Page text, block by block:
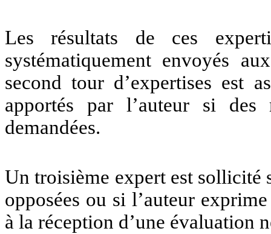
Les résultats de ces
systématiquement envoyés
second tour d’expertises est
apportés par l’auteur si
demandées.
Un troisième expert est sollicité
opposées ou si l’auteur
à la réception d’une évaluation